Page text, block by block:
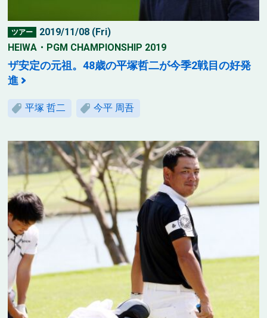
ツアー
2019/11/08 (Fri)
HEIWA・PGM CHAMPIONSHIP 2019
ザ安定の元祖。48歳の平塚哲二が今季2戦目の好発
進
平塚 哲二 今平 周吾